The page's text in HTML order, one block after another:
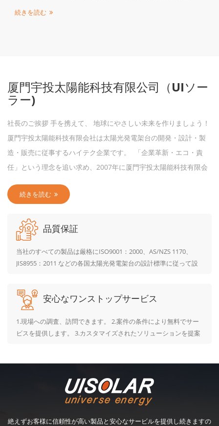
■ 大
なモ
作業
拠し
でも
す
てい
提案
リ
出力
ロジ
供を
への
台、
工事に着工すると発表した。 積水ソーラーフィルム（大阪市
太陽光発電設備設計から資機材調達、建設工事、保守までワン
型経済構造移行推進対策費補助金（ペロブスカイト太陽電池の
会実装モデルの創出に向けた導入支援事業）」に採択された事
になる。 設置場所と出力、着工は以下になる。滋賀県は、八
工業高校、守山北高校、琵琶湖博物館の3施設に導入する。八
業高校は体育館屋根に出力12kWを設置する。着工は6月8日、
は7月中旬の予定。守山北高校は体育館屋根に出力12kWを設置
る。着工は7月下旬、竣工は8月下旬の予定。琵琶湖博物館はう
っこ広場に出力5kWを設置する。着工は8月下旬、竣工は9月下
設に導入。高宮中学校は体育館屋根に出力9.24kWを設置する。
出力7.92kWを設置する。着工は7月下旬、竣工は8月下旬の予定
原西小学校は体育館屋根に出力7.92kWを設置する。着工は8月
続きを読む
厦門宇投太陽能科技有限公司（UIソー
ラー)
社長のご挨拶 手を携えて、 地球にやさしい未来を作りましょう！
厦門宇投太陽能科技有限会社は太陽光発電架台の開発・設計・製
造・販売に従事するハイテク企業です。 「企業革新・エコ・責
任」という理念を追い求め、2007年に厦門宇投太陽能科技有限会
ち、誠実と信用で品質を守る」を主旨にして、迅速に情熱的で戦
質の製品とサービスを提供するため、積極的に国内と海外の有名
な科学研究機関や大学と幅広い分野での科学研究活動を協力して
おります。 お客様のご希望によって、住宅用、産業用及び大規模
な太陽光発電所にソリューションを提供致します。フェンスやパ
続きを読む
品質保証
当社のすべての製品は厳格にISO9001：2000、AS/NZS 1170、
JIS8955：2011 などの各国太陽光発電架台の設計標準に従って設
安心なワンストップサービス
1.現場への調査、訪問できます。 2.案件の条件により無料でサー
ビスを提供します。 3.カスタマイズされたソリューションを提案
絶えずお客様に信頼性が高い製品と安心なサービルを提供し続きますの